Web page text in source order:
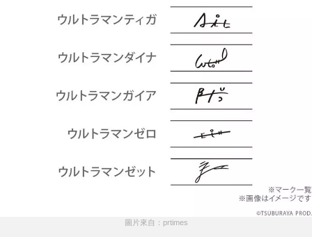
圖片來自：prtimes